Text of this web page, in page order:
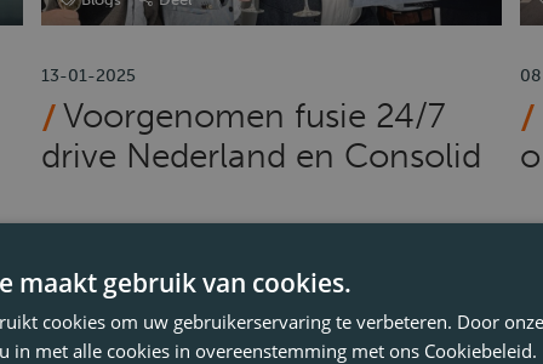
13-01-2025
Voorgenomen fusie 24/7
drive Nederland en Consolid
maakt gebruik van cookies.
cookies om uw gebruikerservaring te verbeteren. Door
in met alle cookies in overeenstemming met ons Cookiebeleid.